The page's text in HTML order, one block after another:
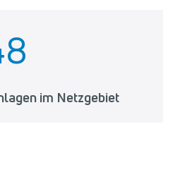
im Netzgebiet